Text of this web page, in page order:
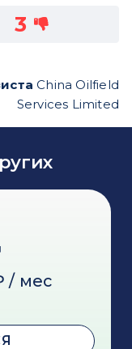
3
China Oilfield
Services Limited
/ мес